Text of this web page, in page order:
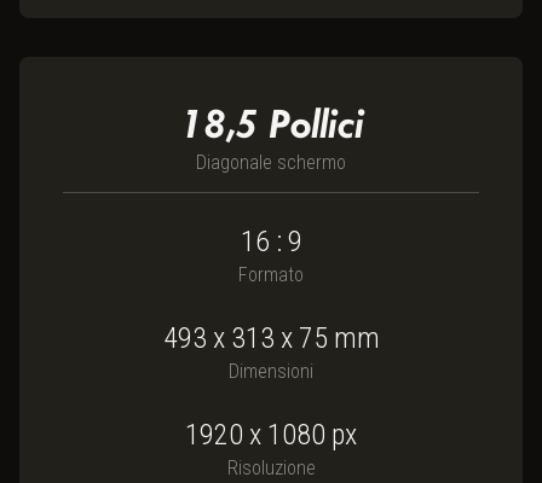
Diagonale schermo
18,5 Pollici
Formato
16 : 9
Dimensioni
493 x 313 x 75 mm
Risoluzione
1920 x 1080 px